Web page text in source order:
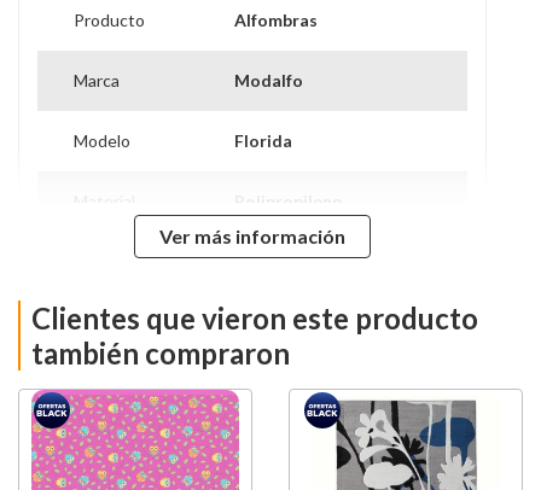
Producto Alfombras
Marca Modalfo
Modelo Florida
Diámetro 70 X 230
Dimensiones 70x230 Cm
Ancho 230 cm
Ver más información
Clientes que vieron este producto
también compraron